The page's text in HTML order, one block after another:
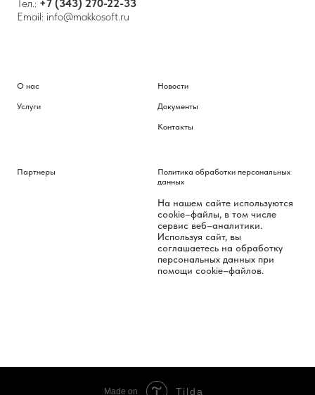
Тел.: +7 (343) 270-22-33
Email: info@makkosoft.ru
О нас
Услуги
Новости
Документы
Контакты
Партнеры
Политика обработки персональных
данных
На нашем сайте используются
cookie–файлы, в том числе
сервис веб–аналитики.
Используя сайт, вы
соглашаетесь на обработку
персональных данных при
помощи cookie–файлов.
Made on Tilda